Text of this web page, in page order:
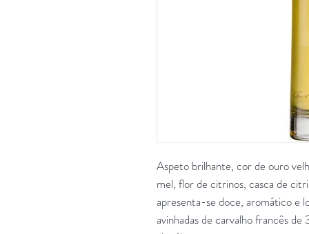
Aspeto brilhante, cor de ouro
mel, flor de citrinos, casca de
apresenta-se doce, aromático e
avinhadas de carvalho francês